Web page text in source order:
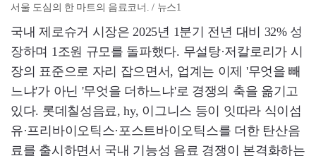
서울 도심의 한 마트의 음료코너. / 뉴스1
국내 제로슈거 시장은 2025년 1분기 전년 대비 32% 성
장하며 1조원 규모를 돌파했다. 무설탕·저칼로리가 시
장의 표준으로 자리 잡으면서, 업계는 이제 '무엇을 빼
느냐'가 아닌 '무엇을 더하느냐'로 경쟁의 축을 옮기고
있다. 롯데칠성음료, hy, 이그니스 등이 잇따라 식이섬
유·프리바이오틱스·포스트바이오틱스를 더한 탄산음
료를 출시하면서 국내 기능성 음료 경쟁이 본격화하는